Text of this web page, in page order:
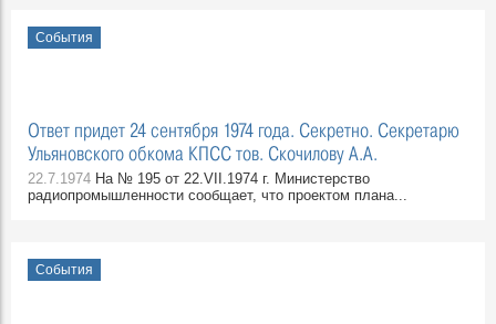
События
Ответ придет 24 сентября 1974 года. Секретно. Секретарю
Ульяновского обкома КПСС тов. Скочилову А.А.
22.7.1974 На № 195 от 22.VII.1974 г. Министерство
радиопромышленности сообщает, что проектом плана...
События